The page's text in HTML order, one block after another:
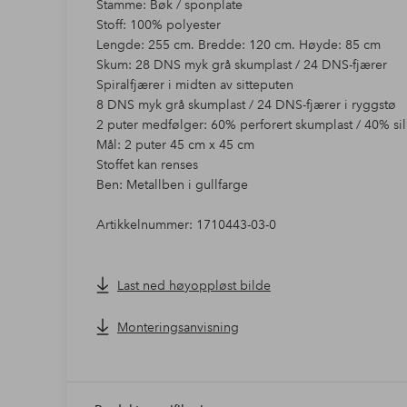
Stamme: Bøk / sponplate
Stoff: 100% polyester
Lengde: 255 cm. Bredde: 120 cm. Høyde: 85 cm
Skum: 28 DNS myk grå skumplast / 24 DNS-fjærer
Spiralfjærer i midten av sitteputen
8 DNS myk grå skumplast / 24 DNS-fjærer i ryggstø
2 puter medfølger: 60% perforert skumplast / 40%
Mål: 2 puter 45 cm x 45 cm
Stoffet kan renses
Ben: Metallben i gullfarge
Artikkelnummer: 1710443-03-0
Last ned høyoppløst bilde
Monteringsanvisning